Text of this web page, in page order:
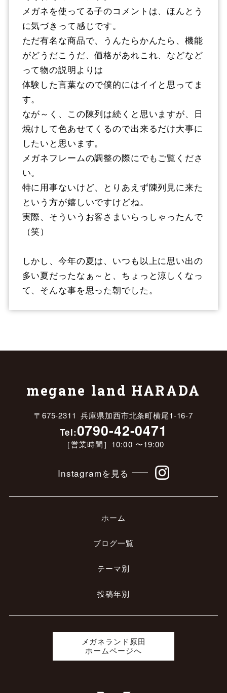
メガネを使ってる子のコメントは、ほんとう
に気づきって感じです。
ただ有名な商品で、うんたらかんたら、機能
がどうだこうだ、価格があれこれ、などなど
って物の説明よりは
体験した言葉なので僕的にはイイと思ってま
す。
なが～く、この陳列は続くと思いますが、日
焼けして色あせてくるので出来るだけ大事に
したいと思います。
メガネフレームの調整の際にでもご覧くださ
い。
特に用事ないけど、とりあえず陳列見に来た
という方が嬉しいですけどね。
実際、そういうお客さまいらっしゃったんで
（笑）
しかし、今年の夏は、いつも以上に思い出の
多い夏だったなぁ～と、ちょっと涼しくなっ
て、そんな事を思った朝でした。
megane land HARADA
〒675-2311 兵庫県加西市北条町横尾1-16-7
Tel:0790-42-0471
［営業時間］10:00 〜19:00
Instagramを見る
ホーム
ブログ一覧
テーマ別
投稿年別
メガネランド原田
ホームページへ